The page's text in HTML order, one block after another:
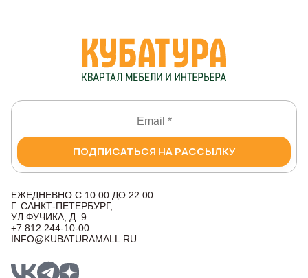
ПОДПИСАТЬСЯ НА РАССЫЛКУ
ЕЖЕДНЕВНО С 10:00 ДО 22:00
Г. САНКТ-ПЕТЕРБУРГ,
УЛ.ФУЧИКА, Д. 9
+7 812 244-10-00
INFO@KUBATURAMALL.RU